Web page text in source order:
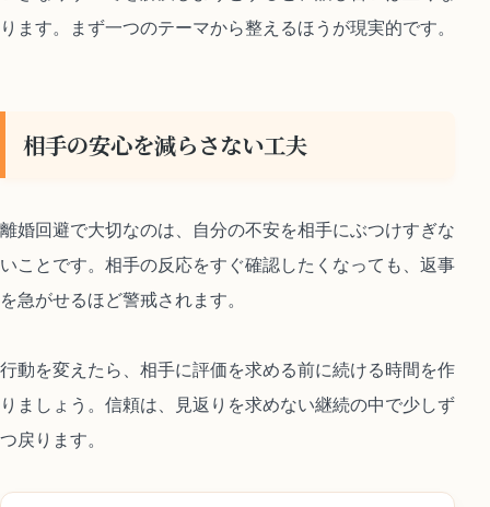
ります。まず一つのテーマから整えるほうが現実的です。
相手の安心を減らさない工夫
離婚回避で大切なのは、自分の不安を相手にぶつけすぎな
いことです。相手の反応をすぐ確認したくなっても、返事
を急がせるほど警戒されます。
行動を変えたら、相手に評価を求める前に続ける時間を作
りましょう。信頼は、見返りを求めない継続の中で少しず
つ戻ります。